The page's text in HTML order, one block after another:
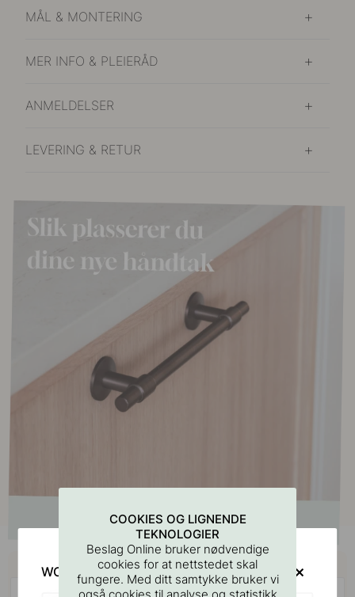
MÅL & MONTERING
MER INFO & PLEIERÅD
ANMELDELSER
LEVERING & RETUR
Kjøp sammen med
COOKIES OG LIGNENDE
TEKNOLOGIER
Beslag Online bruker nødvendige
cookies for at nettstedet skal
fungere. Med ditt samtykke bruker vi
WOULD YOU RATHER VISIT?